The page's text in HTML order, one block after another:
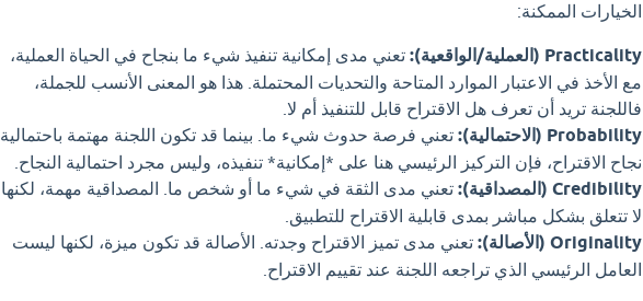
الخيارات الممكنة:
Practicality (العملية/الواقعية):
تعني مدى إمكانية تنفيذ شيء ما بنجاح في الحياة العملية،
مع الأخذ في الاعتبار الموارد المتاحة والتحديات المحتملة. هذا هو المعنى الأنسب للجملة،
فاللجنة تريد أن تعرف هل الاقتراح قابل للتنفيذ أم لا.
Probability (الاحتمالية):
تعني فرصة حدوث شيء ما. بينما قد تكون اللجنة مهتمة باحتمالية
نجاح الاقتراح، فإن التركيز الرئيسي هنا على *إمكانية* تنفيذه، وليس مجرد احتمالية النجاح.
Credibility (المصداقية):
تعني مدى الثقة في شيء ما أو شخص ما. المصداقية مهمة، لكنها
لا تتعلق بشكل مباشر بمدى قابلية الاقتراح للتطبيق.
Originality (الأصالة):
تعني مدى تميز الاقتراح وجدته. الأصالة قد تكون ميزة، لكنها ليست
العامل الرئيسي الذي تراجعه اللجنة عند تقييم الاقتراح.